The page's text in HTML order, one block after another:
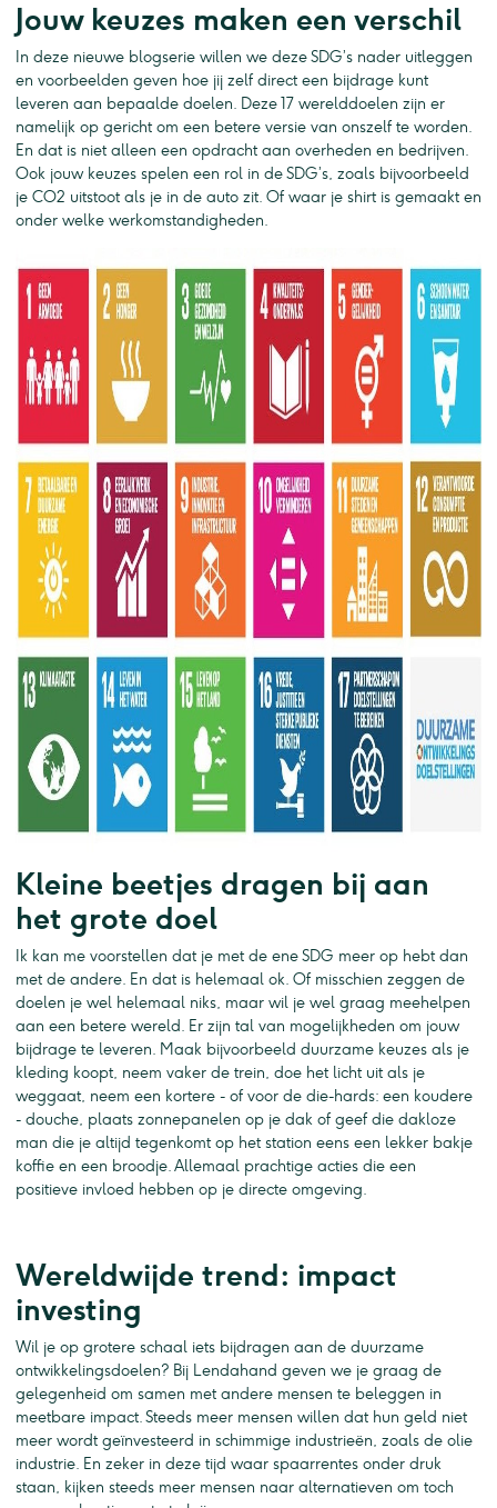
Jouw keuzes maken een verschil
In deze nieuwe blogserie willen we deze SDG’s nader uitleggen
en voorbeelden geven hoe jij zelf direct een bijdrage kunt
leveren aan bepaalde doelen. Deze 17 werelddoelen zijn er
namelijk op gericht om een betere versie van onszelf te worden.
En dat is niet alleen een opdracht aan overheden en bedrijven.
Ook jouw keuzes spelen een rol in de SDG’s, zoals bijvoorbeeld
je CO2 uitstoot als je in de auto zit. Of waar je shirt is gemaakt en
onder welke werkomstandigheden.
Kleine beetjes dragen bij aan
het grote doel
Ik kan me voorstellen dat je met de ene SDG meer op hebt dan
met de andere. En dat is helemaal ok. Of misschien zeggen de
doelen je wel helemaal niks, maar wil je wel graag meehelpen
aan een betere wereld. Er zijn tal van mogelijkheden om jouw
bijdrage te leveren. Maak bijvoorbeeld duurzame keuzes als je
kleding koopt, neem vaker de trein, doe het licht uit als je
weggaat, neem een kortere - of voor de die-hards: een koudere
- douche, plaats zonnepanelen op je dak of geef die dakloze
man die je altijd tegenkomt op het station eens een lekker bakje
koffie en een broodje. Allemaal prachtige acties die een
positieve invloed hebben op je directe omgeving.
Wereldwijde trend: impact
investing
Wil je op grotere schaal iets bijdragen aan de duurzame
ontwikkelingsdoelen? Bij Lendahand geven we je graag de
gelegenheid om samen met andere mensen te beleggen in
meetbare impact. Steeds meer mensen willen dat hun geld niet
meer wordt geïnvesteerd in schimmige industrieën, zoals de olie
industrie. En zeker in deze tijd waar spaarrentes onder druk
staan, kijken steeds meer mensen naar alternatieven om toch